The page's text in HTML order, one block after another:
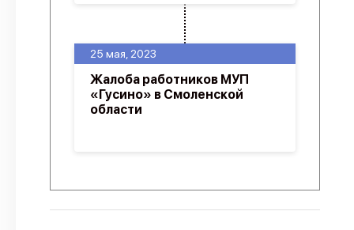
25 мая, 2023
Жалоба работников МУП
«Гусино» в Смоленской
области